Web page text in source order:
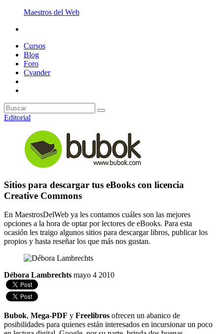
Maestros del Web
Cursos
Blog
Foro
Cvander
Editorial
Sitios para descargar tus eBooks con licencia
Creative Commons
En MaestrosDelWeb ya les contamos cuáles son las mejores
opciones a la hora de optar por lectores de eBooks. Para esta
ocasión les traigo algunos sitios para descargar libros, publicar los
propios y hasta reseñar los que más nos gustan.
Débora Lambrechts mayo 4 2010
Bubok, Mega-PDF y Freelibros ofrecen un abanico de
posibilidades para quienes están interesados en incursionar un poco